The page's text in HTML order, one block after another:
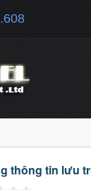
thông tin lưu